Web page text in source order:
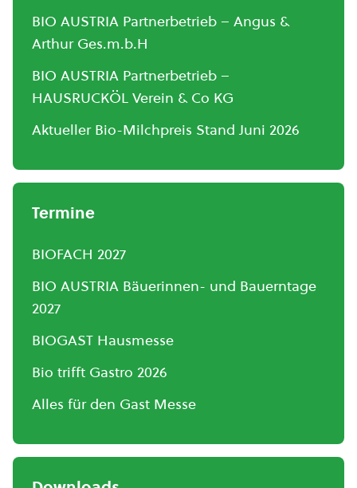
BIO AUSTRIA Partnerbetrieb – Angus &
Arthur Ges.m.b.H
BIO AUSTRIA Partnerbetrieb –
HAUSRUCKÖL Verein & Co KG
Aktueller Bio-Milchpreis Stand Juni 2026
Termine
BIOFACH 2027
BIO AUSTRIA Bäuerinnen- und Bauerntage
2027
BIOGAST Hausmesse
Bio trifft Gastro 2026
Alles für den Gast Messe